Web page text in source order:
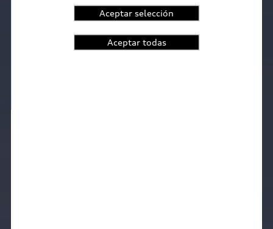
Aceptar selección
Aceptar todas